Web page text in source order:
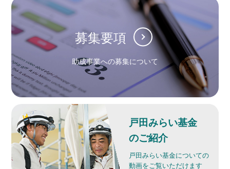
募集要項
助成事業への募集について
戸田みらい基金
のご紹介
戸田みらい基金についての
動画をご覧いただけます